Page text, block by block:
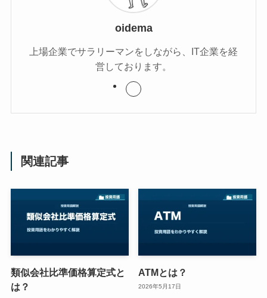
oidema
上場企業でサラリーマンをしながら、IT企業を経
営しております。
関連記事
類似会社比準価格算定式と
は？
ATMとは？
2026年5月17日